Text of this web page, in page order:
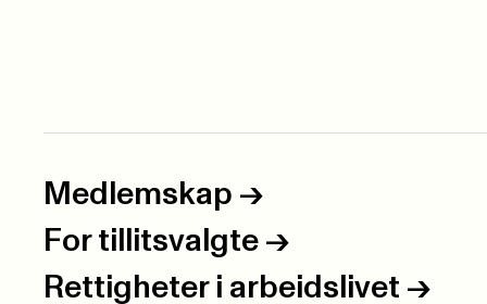
Medlemskap ->
For tillitsvalgte ->
Rettigheter i arbeidslivet ->